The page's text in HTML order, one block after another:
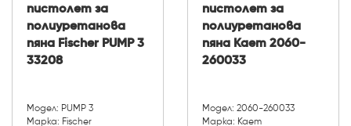
пистолет за
полиуретанова
пяна Fischer PUMP 3
33208
Модел: PUMP 3
Марка: Fischer
пистолет за
полиуретанова
пяна Kaem 2060-
260033
Модел: 2060-260033
Марка: Kaem